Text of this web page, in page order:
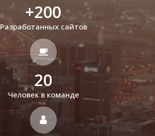
+200
Разработанных сайтов
20
Человек в команде